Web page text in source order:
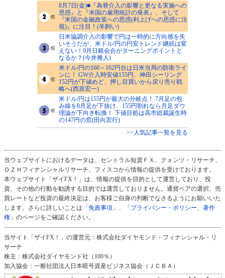
8月7日(金)■『為替介入の影響と更なる実施への
思惑』と『米国の雇用統計の発表』、そして
『米国の金融政策への思惑(利上げへの思惑に注
視)』に注目！(羊飼い)
日米協調介入の影響で円は一時的に方向感を失
いそうだが、米ドル/円の円安トレンド継続は変
えない！9月日銀会合がターニングポイントと
なるか？(今井雅人)
米ドル/円の160～162円台は日米当局の防衛ライ
ンに！ GW介入時安値155円、神田シーリング
152円が下値めど、押し目買いから戻り売り戦
略へ(西原宏一)
米ドル/円は155円が最大の分岐点！ 7月足の包
み線を8月足が下抜け、155円割れなら月足ダウ
理論が下向き転換！ 下値目処は高市総裁誕生時
の147円の窓(田向宏行)
>>人気記事一覧を見る
当ウェブサイトにおけるデータは、セントラル短資ＦＸ、クォンツ・リサーチ、
ＤＺＨフィナンシャルリサーチ、フィスコから情報の提供を受けております。
本ウェブサイト「ザイFX！」は、情報の提供を目的として運営しており、投
資、その他の行動を勧誘する目的では運営しておりません。通貨ペアの選択、売
買レートなど投資の最終決定は、お客様ご自身の判断でなさるようにお願いいた
します。さらに詳しいことは 「免責事項」 、
「プライバシー・ポリシー、著作
権」 のページをご確認ください。
当サイト「ザイFX！」の運営元：株式会社ダイヤモンド・フィナンシャル・リ
サーチ
株主：株式会社ダイヤモンド社（100％）
加入協会：一般社団法人日本暗号資産ビジネス協会（ＪＣＢＡ）